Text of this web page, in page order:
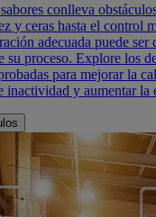
conlleva
y ceras hasta el control
adecuada puede ser
su proceso. Explore los
para mejorar la
inactividad y aumentar la